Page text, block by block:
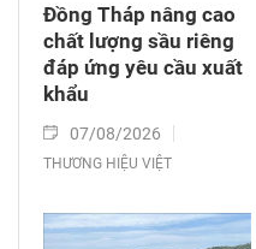
Đồng Tháp nâng cao
chất lượng sầu riêng
đáp ứng yêu cầu xuất
khẩu
07/08/2026
THƯƠNG HIỆU VIỆT